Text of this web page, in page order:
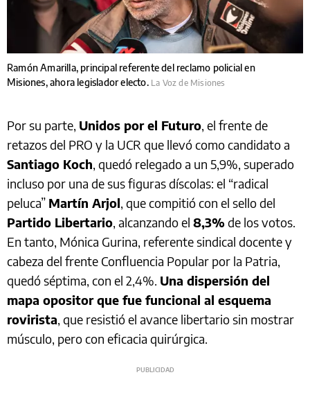
Ramón Amarilla, principal referente del reclamo policial en
Misiones, ahora legislador electo. La Voz de Misiones
Por su parte, Unidos por el Futuro, el frente de
retazos del PRO y la UCR que llevó como candidato a
Santiago Koch, quedó relegado a un 5,9%, superado
incluso por una de sus figuras díscolas: el “radical
peluca” Martín Arjol, que compitió con el sello del
Partido Libertario, alcanzando el 8,3% de los votos.
En tanto, Mónica Gurina, referente sindical docente y
cabeza del frente Confluencia Popular por la Patria,
quedó séptima, con el 2,4%. Una dispersión del
mapa opositor que fue funcional al esquema
rovirista, que resistió el avance libertario sin mostrar
músculo, pero con eficacia quirúrgica.